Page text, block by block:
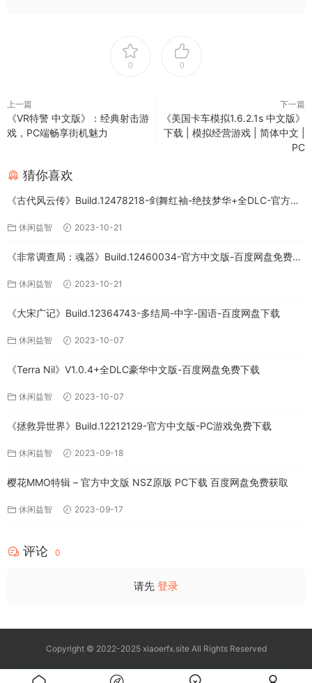
0 0
上一篇
《VR特警 中文版》：经典射击游
戏，PC端畅享街机魅力
下一篇
《美国卡车模拟1.6.2.1s 中文版》
下载 | 模拟经营游戏 | 简体中文 |
PC
猜你喜欢
《古代风云传》Build.12478218-剑舞红袖-绝技梦华+全DLC-官方中
休闲益智 2023-10-21
《非常调查局：魂器》Build.12460034-官方中文版-百度网盘免费下
休闲益智 2023-10-21
《大宋广记》Build.12364743-多结局-中字-国语-百度网盘下载
休闲益智 2023-10-07
《Terra Nil》V1.0.4+全DLC豪华中文版-百度网盘免费下载
休闲益智 2023-10-07
《拯救异世界》Build.12212129-官方中文版-PC游戏免费下载
休闲益智 2023-09-18
樱花MMO特辑 – 官方中文版 NSZ原版 PC下载 百度网盘免费获取
休闲益智 2023-09-17
评论 0
请先 登录
Copyright © 2022-2025 xiaoerfx.site All Rights Reserved